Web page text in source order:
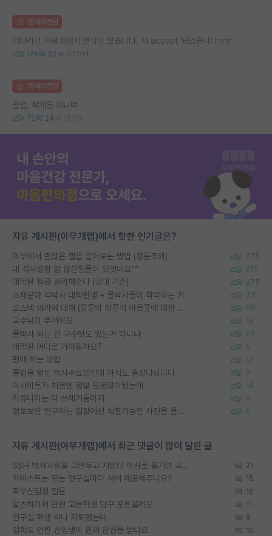
명예의전당
기다리던 저널측에서 연락이 왔습니다. 저 accept 되었습니다ㅠㅠ
174 52 67014
명예의전당
졸업, 학계를 떠나며
72 24 15101
자유 게시판(아무개랩)에서 핫한 인기글은?
외부에서 괜찮은 랩을 알아보는 방법 (장문주의) 275
내 석사생활 참 많은일들이 있엇네요^^ 212
대학원 월급 정리해준다 (공대 기준) 275
소재분야 석박사 대학원생 + 물박사들이 착각하는 거 73
포스텍 억까에 대해 (동문의 학문적 아웃풋에 대한 반박) 50
교수님이 무서워요 16
물박사 되는 건 교수탓도 있는거 아니냐 29
대학원 어디로 가야할까요? 5
편애 하는 방법 12
졸업을 앞둔 박사수료생인데 아직도 출장다닙니다 3
이사이트가 처음엔 정말 도움많이됐는데 14
커뮤니티는 다 쓰레기통이지 6
정보보안 연구하는 입장에선 식별가능한 사진을 올리는건 비추이긴함 5
자유 게시판(아무개랩)에서 최근 댓글이 많이 달린 글
SSH 박사과정을 그만두고 지방대 박사로 옮기면 교수의 꿈은 끝일까요? 21
카이스트는 모든 연구실마다 서버 제공해주나요? 15
학부신입생 질문 12
알츠하이머 관련 고등학생 탐구 포트폴리오 11
연구실 학생 하나 자퇴했는데 9
입학도 안한 신입생이 원래 관심을 받나요 10